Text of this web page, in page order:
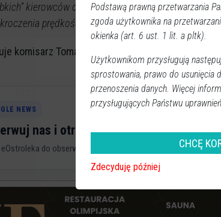
kierowców ciężarówek i motocykli. Dwóch
prędkości musiało pożegnać się z prawami
komisarz Tomasz Żerański, rzecznik prasowy
NEWS
nas i otrzymuj nowe wiadomości
eOstroleka do obserwowanych źródeł w Google News.
Podstawą prawną przetwarzania
zgoda użytkownika na
okienka (art. 6 ust. 1 lit. a pltk).
Użytkownikom przysługują
sprostowania, prawo do usunięcia
przenoszenia danych. Więcej
przysługujących Państwu
CHCĘ
Zdecyduję później